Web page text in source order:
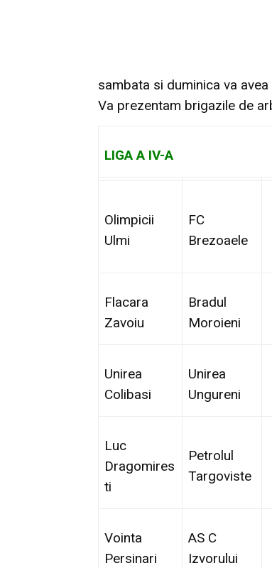
sambata si duminica va
Va prezentam brigazile de
LIGA A IV-A
Olimpicii
Ulmi
FC
Brezoaele
Flacara
Zavoiu
Bradul
Moroieni
Unirea
Colibasi
Unirea
Ungureni
Luc
Dragomires
ti
Petrolul
Targoviste
Vointa
Persinari
AS C
Izvorului